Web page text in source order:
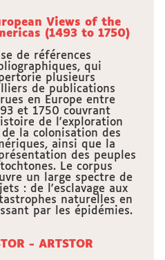
Views of the
(1493 to 1750)
de références
qui
plusieurs
de publications
en Europe entre
et 1750 couvrant
de l'exploration
la colonisation des
ainsi que la
des peuples
Le corpus
un large spectre de
: de l'esclavage aux
naturelles en
par les épidémies.
- ARTSTOR